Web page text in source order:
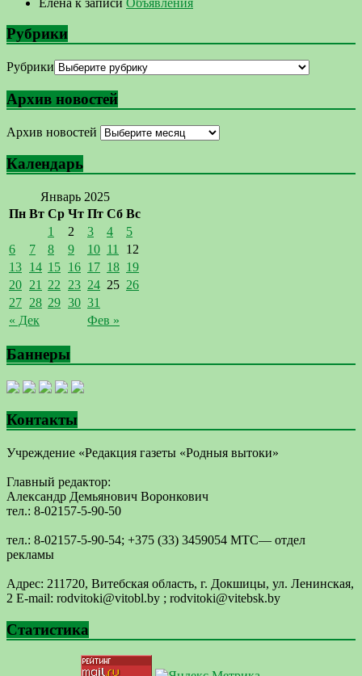
Рубрики
Рубрики
Архив новостей
Архив новостей
Календарь
Январь 2025
Пн Вт Ср Чт Пт Сб Вс
« Дек Фев »
1 2 3 4
5
6
7 8 9 10 11
12
13 14 15 16 17 18 19
20 21 22 23 24 25 26
27 28 29 30 31
Баннеры
Контакты
Учреждение «Редакция газеты «Родныя вытоки»
Главный редактор:
Александр Демьянович Воронкович
тел.: 8-02157-5-90-50
тел.: 8-02157-5-90-54; +375 (33) 3459054 МТС— отдел
рекламы
Адрес: 211720, Витебская область, г. Докшицы, ул. Ленинская,
2 E-mail: ​rodvitoki@​​vitobl​.by ; rodvitoki@vitebsk.by
Статистика